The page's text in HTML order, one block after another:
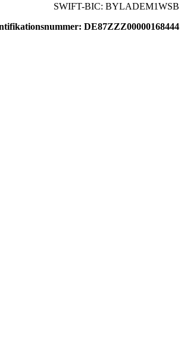
SWIFT-BIC: BYLADEM1WSB
DE87ZZZ00000168444